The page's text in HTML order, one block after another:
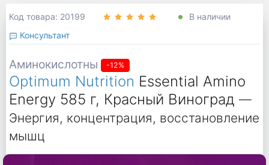
Код товара: 20199
В наличии
Консультант
Аминокислотны -12%
Optimum Nutrition Essential Amino
Energy 585 г, Красный Виноград —
Энергия, концентрация, восстановление
мышц